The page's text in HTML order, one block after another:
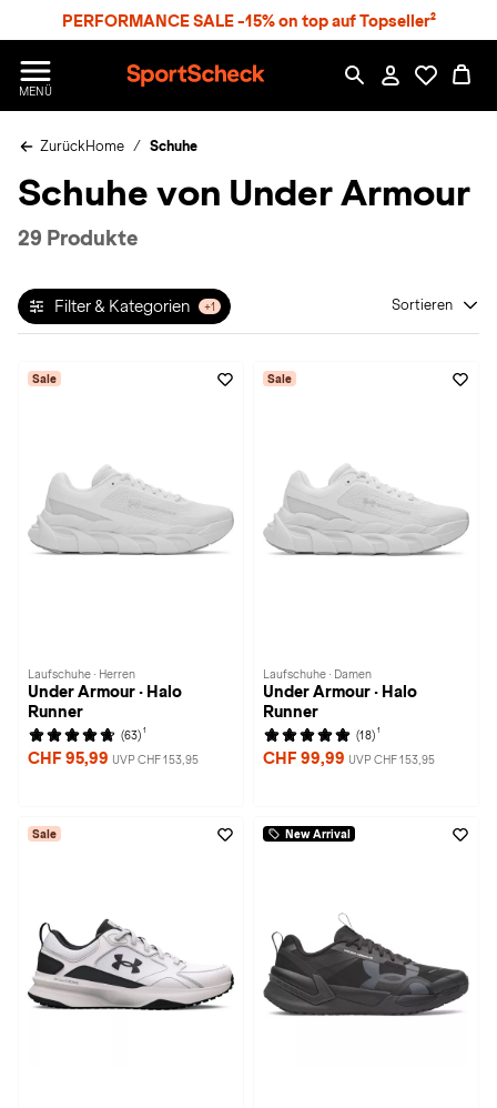
PERFORMANCE SALE -15% on top auf Topseller²
MENÜ
p
r
S
h
k
ZurückHome Schuhe
Schuhe von Under Armour
29 Produkte
Filter & Kategorien +1 Sortieren
Sale
Laufschuhe · Herren
Under Armour · Halo
Runner
(63) 1
CHF 95,99 UVP CHF 153,95
Sale
Laufschuhe · Damen
Under Armour · Halo
Runner
(18) 1
CHF 99,99 UVP CHF 153,95
Sale New Arrival